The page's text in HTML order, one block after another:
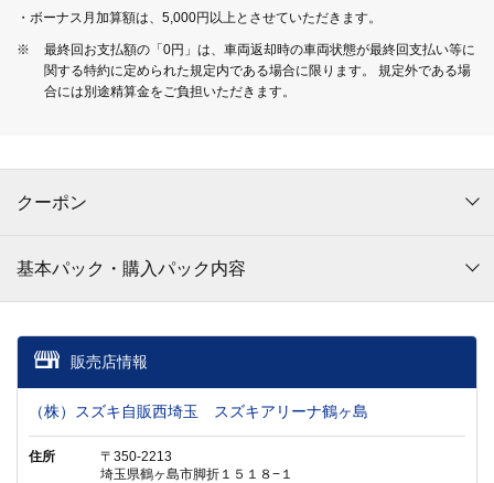
・ボーナス月加算額は、5,000円以上とさせていただきます。
※
最終回お支払額の「0円」は、車両返却時の車両状態が最終回支払い等に
関する特約に定められた規定内である場合に限ります。 規定外である場
合には別途精算金をご負担いただきます。
クーポン
基本パック・購入パック内容
販売店情報
（株）スズキ自販西埼玉 スズキアリーナ鶴ヶ島
住所
〒350-2213
埼玉県鶴ヶ島市脚折１５１８−１